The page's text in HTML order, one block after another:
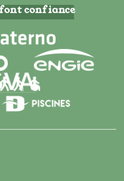
confiance